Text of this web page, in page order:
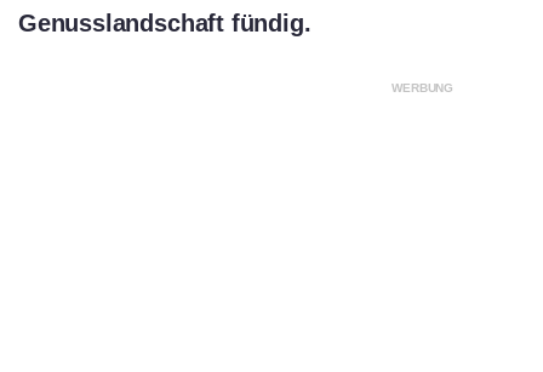
Genusslandschaft fündig.
WERBUNG